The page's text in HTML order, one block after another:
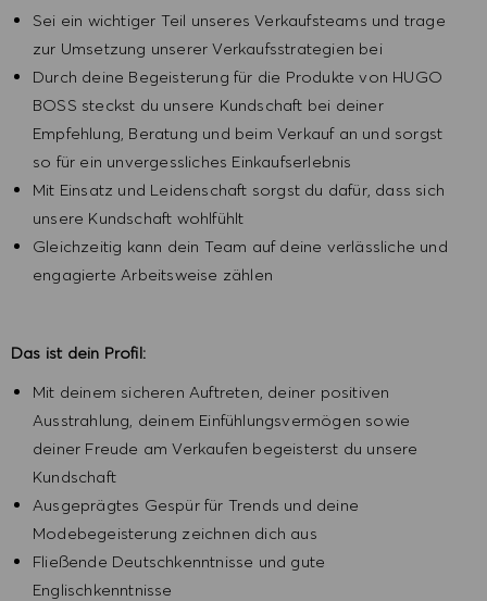
Sei ein wichtiger Teil unseres Verkaufsteams und trage
zur Umsetzung unserer Verkaufsstrategien bei
Durch deine Begeisterung für die Produkte von HUGO
BOSS steckst du unsere Kundschaft bei deiner
Empfehlung, Beratung und beim Verkauf an und sorgst
so für ein unvergessliches Einkaufserlebnis
Mit Einsatz und Leidenschaft sorgst du dafür, dass sich
unsere Kundschaft wohlfühlt
Gleichzeitig kann dein Team auf deine verlässliche und
engagierte Arbeitsweise zählen
Das ist dein Profil:
Mit deinem sicheren Auftreten, deiner positiven
Ausstrahlung, deinem Einfühlungsvermögen sowie
deiner Freude am Verkaufen begeisterst du unsere
Kundschaft
Ausgeprägtes Gespür für Trends und deine
Modebegeisterung zeichnen dich aus
Fließende Deutschkenntnisse und gute
Englischkenntnisse